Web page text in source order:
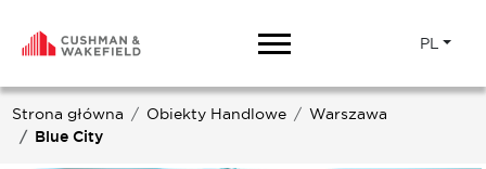
PL
Strona główna Obiekty Handlowe
Warszawa
Blue City